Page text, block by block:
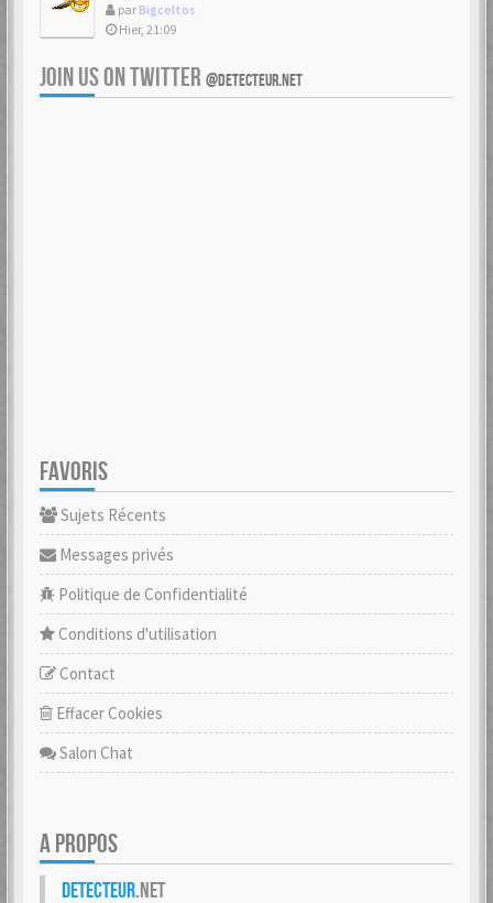
par Bigceltos
Hier, 21:09
JOIN US ON TWITTER @DETECTEUR.NET
FAVORIS
Sujets Récents
Messages privés
Politique de Confidentialité
Conditions d'utilisation
Contact
Effacer Cookies
Salon Chat
A PROPOS
Detecteur.net